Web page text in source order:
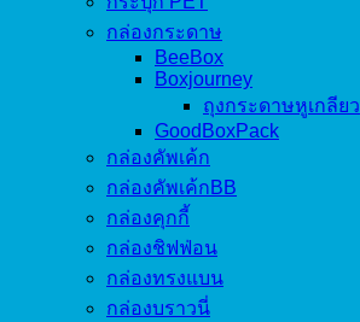
กล่องกระดาษ
BeeBox
Boxjourney
ถุงกระดาษหูเกลียว
GoodBoxPack
กล่องคัพเค้ก
กล่องคัพเค้กBB
กล่องคุกกี้
กล่องชิฟฟ่อน
กล่องทรงแบน
กล่องบราวนี่